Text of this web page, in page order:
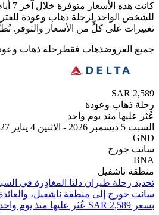
كانت هذه الأسعار متوفرة
لرحلة ذهاب وعودة للفترة
على كلٍّ من الأسعار والتوفر. تُطبَّق
ذهاب فقطرحلة ذهاب وعودة
وعودة
منذ يوم واحد